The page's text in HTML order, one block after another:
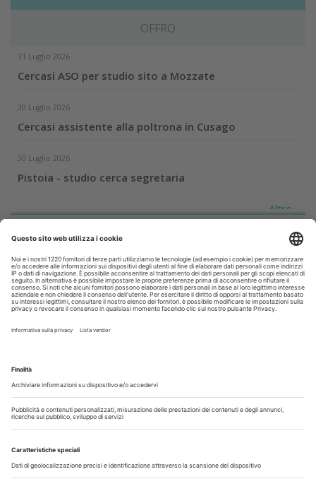
OFFRO
31 Luglio 2026
Cercasi ASO per studio sito a Mozzate
30 Luglio 2026
Cercasi assistente alla poltrona in Cusago
30 Luglio 2026
Pistoia - studio cerca segretaria
Altro...
Il flusso di lavoro dell’odontoiatra chairside
Odontoiatria33